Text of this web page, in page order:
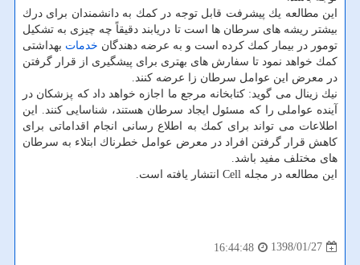
این مطالعه یك پیشرفت قابل توجه در كمك به دانشمندان برای درك
بیشتر ریشه های سرطان ها است تا دریابند دقیقاً چه چیزی به تشكیل
تومور در بیمار كمك كرده است و به عرضه دهندگان خدمات بهداشتی
كمك خواهد نمود تا سفارش های بهتری برای پیشگیری از قرار گرفتن
در معرض این عوامل سرطان زا عرضه كنند.
نیك زینال می گوید: كتابخانه مرجع ما اجازه خواهد داد كه پزشكان در
آینده عواملی را كه مسئول ایجاد سرطان هستند، شناسایی كنند. این
اطلاعات می تواند برای كمك به اطلاع رسانی انجام اقداماتی برای
كاهش قرار گرفتن افراد در معرض عوامل خطرناك ابتلاء به سرطان
های مختلف مفید باشد.
این مطالعه در مجله Cell انتشار یافته است.
1398/01/27
16:44:48